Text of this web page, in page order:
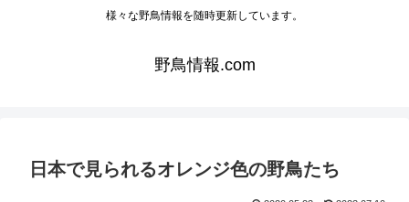
様々な野鳥情報を随時更新しています。
野鳥情報.com
日本で見られるオレンジ色の野鳥たち